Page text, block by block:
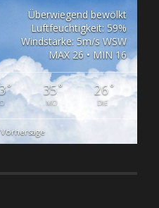
Überwiegend bewölkt
Luftfeuchtigkeit: 59%
Windstärke: 5m/s WSW
MAX 26 • MIN 16
° 35°
MO
26°
DIE